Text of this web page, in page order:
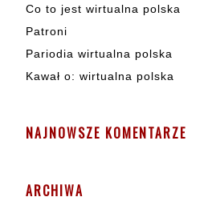
Co to jest wirtualna polska
Patroni
Pariodia wirtualna polska
Kawał o: wirtualna polska
NAJNOWSZE KOMENTARZE
ARCHIWA